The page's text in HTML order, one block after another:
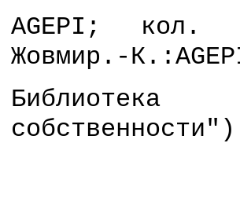
AGEPI;
Жовмир.-